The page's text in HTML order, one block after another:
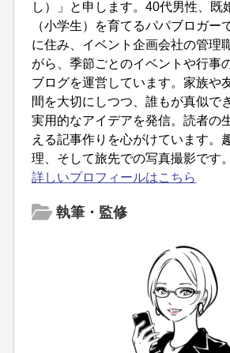
し）」と申します。40代男性、既
（小学生）を育てるパパブロガー
に住み、イベント企画会社の管理
がら、季節ごとのイベントや行事
ブログを運営しています。家族や
間を大切にしつつ、誰もが真似で
実用的なアイデアを発信。読者の
える記事作りを心がけています。
理、そして旅先での写真撮影です。
詳しいプロフィールはこちら
執筆・監修